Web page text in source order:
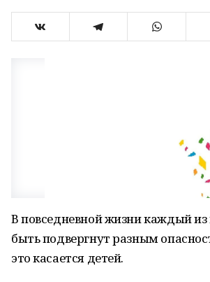
В повседневной жизни каждый
быть подвергнут разным
это касается детей.